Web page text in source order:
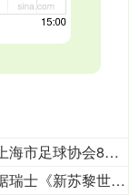
上海市足球协会8月9日中午在微信公众号上发布公告，2026上海明日之星冠军杯男子组决赛取消。决赛对阵为中国男足U17对阵阿森纳U17，受台风影响，本场比赛现已确定取消，不延期进行。
据瑞士《新苏黎世报》网站8月5日报道，截至2025年底，美国未偿国债规模达30.7万亿美元，相当于美国国内生产总值的95%左右。政府总债务甚至更高，占国内生产总值比例超过120%，但其中一部分并未在市场上流通，而是由美国联邦储备委员会（美联储）等机构持有。（参考消息）